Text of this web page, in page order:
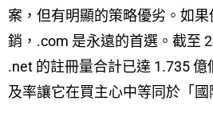
案，但有明顯的策略優劣。如
銷，.com 是永遠的首選。截至
.net 的註冊量合計已達 1.735
及率讓它在買主心中等同於「國